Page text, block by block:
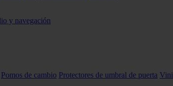
y navegación
Pomos de cambio Protectores de umbral de puerta